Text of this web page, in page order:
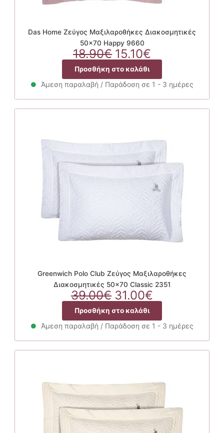
Das Home Ζεύγος Μαξιλαροθήκες Διακοσμητικές
50×70 Happy 9660
18.90€ Original
price
was:
18.90€.
15.10€
τρέχουσα
τιμή
είναι:
15.10€.
Προσθήκη στο καλάθι
Άμεση παραλαβή / Παράδοση σε 1 - 3 ημέρες
Greenwich Polo Club Ζεύγος Μαξιλαροθήκες
Διακοσμητικές 50×70 Classic 2351
39.00€ Original
price
was:
39.00€.
31.00€
τρέχουσα
τιμή
είναι:
31.00€.
Προσθήκη στο καλάθι
Άμεση παραλαβή / Παράδοση σε 1 - 3 ημέρες